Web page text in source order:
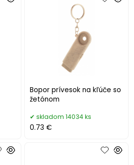
Bopor prívesok na kľúče so
žetónom
skladom 14034 ks
0.73 €